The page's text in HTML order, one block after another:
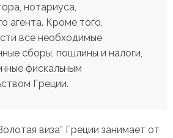
нотариуса,
агента. Кроме того,
все необходимые
сборы, пошлины и налоги,
фискальным
Греции.
виза” Греции занимает от